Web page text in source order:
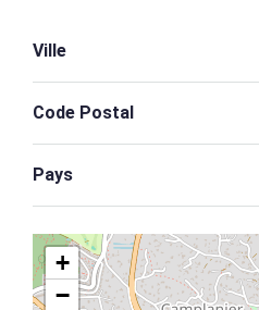
Ville
Code Postal
Pays
+
−